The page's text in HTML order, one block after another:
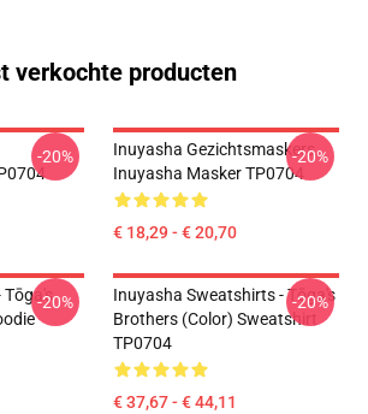
verkochte producten
-20%
Inuyasha Gezichtsmaskers.
Inuyasha Masker TP0704
€ 18,29 - € 20,70
-20%
-20%
Inuyasha Sweatshirts - Tōga's
Brothers (color) Sweatshirt
TP0704
€ 37,67 - € 44,11
-20%